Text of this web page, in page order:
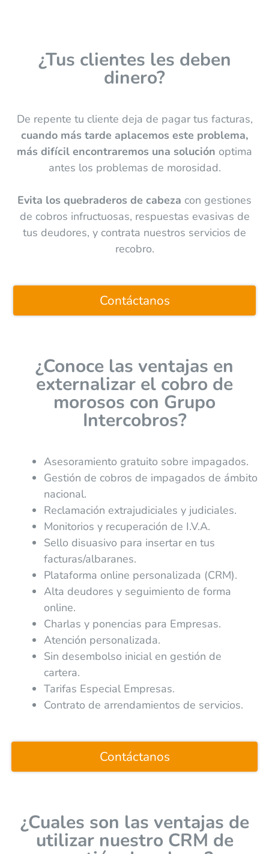
¿Tus clientes les deben
dinero?
De repente tu cliente deja de pagar tus facturas,
cuando más tarde aplacemos este problema,
más difícil encontraremos una solución optima
antes los problemas de morosidad.
Evita los quebraderos de cabeza con gestiones
de cobros infructuosas, respuestas evasivas de
tus deudores, y contrata nuestros servicios de
recobro.
Contáctanos
¿Conoce las ventajas en
externalizar el cobro de
morosos con Grupo
Intercobros?
Asesoramiento gratuito sobre impagados.
Gestión de cobros de impagados de ámbito
nacional.
Reclamación extrajudiciales y judiciales.
Monitorios y recuperación de I.V.A.
Sello disuasivo para insertar en tus
facturas/albaranes.
Plataforma online personalizada (CRM).
Alta deudores y seguimiento de forma
online.
Charlas y ponencias para Empresas.
Atención personalizada.
Sin desembolso inicial en gestión de
cartera.
Tarifas Especial Empresas.
Contrato de arrendamientos de servicios.
Contáctanos
¿Cuales son las ventajas de
utilizar nuestro CRM de